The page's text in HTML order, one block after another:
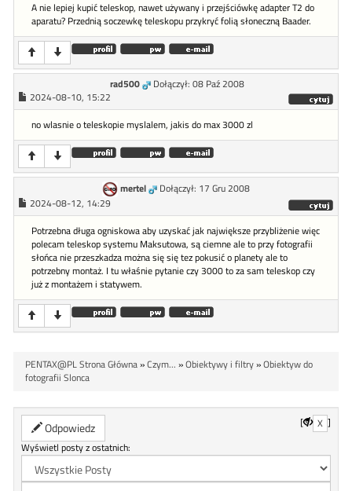
A nie lepiej kupić teleskop, nawet używany i przejściówkę adapter T2 do
aparatu? Przednią soczewkę teleskopu przykryć folią słoneczną Baader.
rad500
Dołączył: 08 Paź 2008
2024-08-10, 15:22
no wlasnie o teleskopie myslalem, jakis do max 3000 zl
mertel
Dołączył: 17 Gru 2008
2024-08-12, 14:29
Potrzebna długa ogniskowa aby uzyskać jak największe przybliżenie więc
polecam teleskop systemu Maksutowa, są ciemne ale to przy fotografii
słońca nie przeszkadza można się się tez pokusić o planety ale to
potrzebny montaż. I tu właśnie pytanie czy 3000 to za sam teleskop czy
już z montażem i statywem.
PENTAX@PL Strona Główna»Czym... »Obiektywy i filtry»Obiektyw do
fotografii Slonca
Odpowiedz [ X ]
Wyświetl posty z ostatnich: